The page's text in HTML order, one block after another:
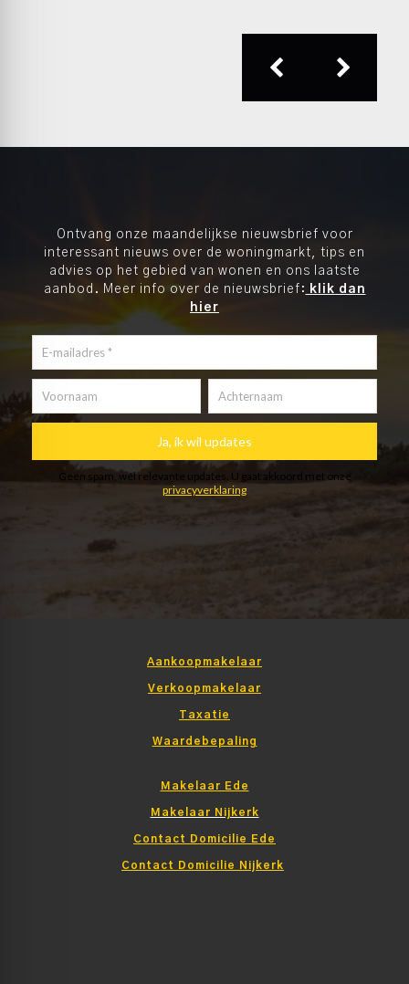
Ontvang onze maandelijkse nieuwsbrief voor
interessant nieuws over de woningmarkt, tips en
advies op het gebied van wonen en ons laatste
aanbod. Meer info over de nieuwsbrief: klik dan
hier
Aankoopmakelaar
Verkoopmakelaar
Taxatie
Waardebepaling
Makelaar Ede
Makelaar Nijkerk
Contact Domicilie Ede
Contact Domicilie Nijkerk